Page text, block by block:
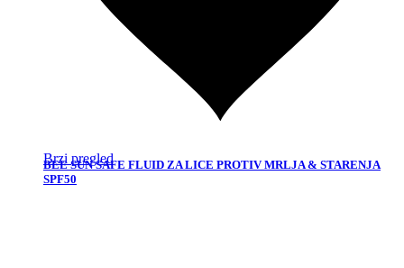
Brzi pregled
BEE SUN SAFE FLUID ZA LICE PROTIV MRLJA & STARENJA
SPF50